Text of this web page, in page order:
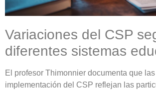
Variaciones del CSP
diferentes sistemas
El profesor Thimonnier documenta que
implementación del CSP reflejan las